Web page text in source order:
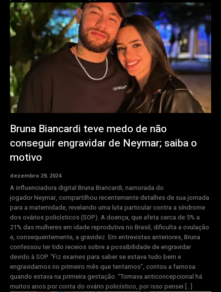
Bruna Biancardi teve medo de não
conseguir engravidar de Neymar; saiba o
motivo
dezembro 29, 2024
A influenciadora digital Bruna Biancardi, namorada do
jogador Neymar, compartilhou recentemente detalhes de sua jornada
para a maternidade, revelando uma luta particular contra a síndrome
dos ovários policísticos (SOP). A doença, que afeta cerca de 5% a
21% das mulheres em idade reprodutiva no Brasil, dificulta a ovulação
e, consequentemente, a gravidez. Em entrevistas anteriores, Bruna
confessou ter tido receios sobre a possibilidade de engravidar
devido à SOP. “Fiz exames para saber se estava tudo bem e
engravidamos no primeiro mês que tentamos”, contou a famosa
quando estava na primeira gestação. “Tomava anticoncepcional há
muitos anos por conta do ovário policístico, por isso pensei […]